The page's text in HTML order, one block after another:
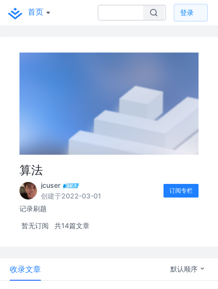
首页 登录
算法
jcuser
创建于2022-03-01
订阅专栏
记录刷题
暂无订阅 共14篇文章
收录文章 默认顺序